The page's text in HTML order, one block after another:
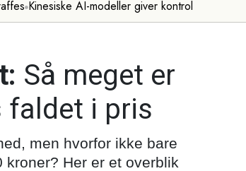
Kinesiske AI-modeller giver kontrol
Så meget er
faldet i pris
men hvorfor ikke bare
Her er et overblik